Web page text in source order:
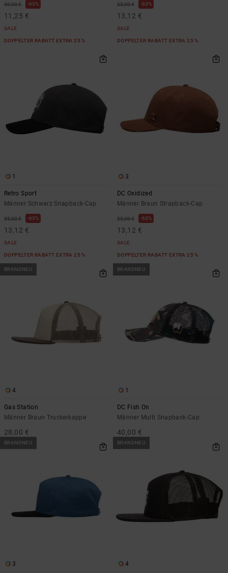
30,00 € 63%
11,25 €
SALE
DOPPELTER RABATT EXTRA 25 %
35,00 € 63%
13,12 €
SALE
DOPPELTER RABATT EXTRA 25 %
1
Retro Sport
Männer Schwarz Snapback-Cap
35,00 € 63%
13,12 €
SALE
DOPPELTER RABATT EXTRA 25 %
3
DC Oxidized
Männer Braun Strapback-Cap
35,00 € 63%
13,12 €
SALE
DOPPELTER RABATT EXTRA 25 %
BRANDNEU
4
Gas Station
Männer Braun Truckerkappe
28,00 €
BRANDNEU
1
DC Fish On
Männer Multi Snapback-Cap
40,00 €
BRANDNEU
3
BRANDNEU
4